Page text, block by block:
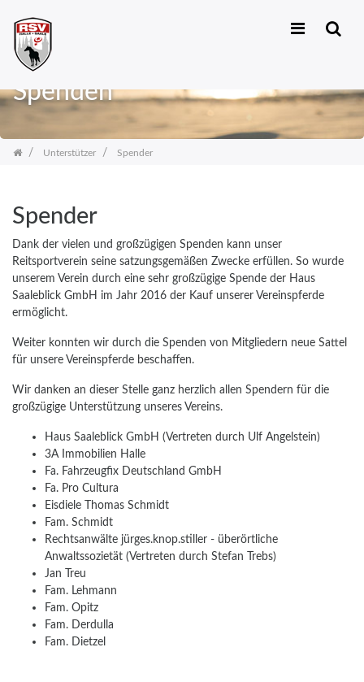
Zum
springen
Spenden
Unterstützer Spender
Spender
Dank der vielen und großzügigen Spenden kann unser
Reitsportverein seine satzungsgemäßen Zwecke erfüllen. So wurde
unserem Verein durch eine sehr großzügige Spende der Haus
Saaleblick GmbH im Jahr 2016 der Kauf unserer Vereinspferde
ermöglicht.
Weiter konnten wir durch die Spenden von Mitgliedern neue Sattel
für unsere Vereinspferde beschaffen.
Wir danken an dieser Stelle ganz herzlich allen Spendern für die
großzügige Unterstützung unseres Vereins.
Haus Saaleblick GmbH (Vertreten durch Ulf Angelstein)
3A Immobilien Halle
Fa. Fahrzeugfix Deutschland GmbH
Fa. Pro Cultura
Eisdiele Thomas Schmidt
Fam. Schmidt
Rechtsanwälte jürges.knop.stiller - überörtliche
Anwaltssozietät (Vertreten durch Stefan Trebs)
Jan Treu
Fam. Lehmann
Fam. Opitz
Fam. Derdulla
Fam. Dietzel